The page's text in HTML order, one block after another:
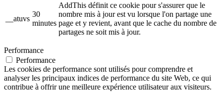
__atuvs
30
minutes
AddThis définit ce cookie pour s'assurer que le
nombre mis à jour est vu lorsque l'on partage une
page et y revient, avant que le cache du nombre de
partages ne soit mis à jour.
Performance
Performance
Les cookies de performance sont utilisés pour comprendre et
analyser les principaux indices de performance du site Web, ce qui
contribue à offrir une meilleure expérience utilisateur aux visiteurs.